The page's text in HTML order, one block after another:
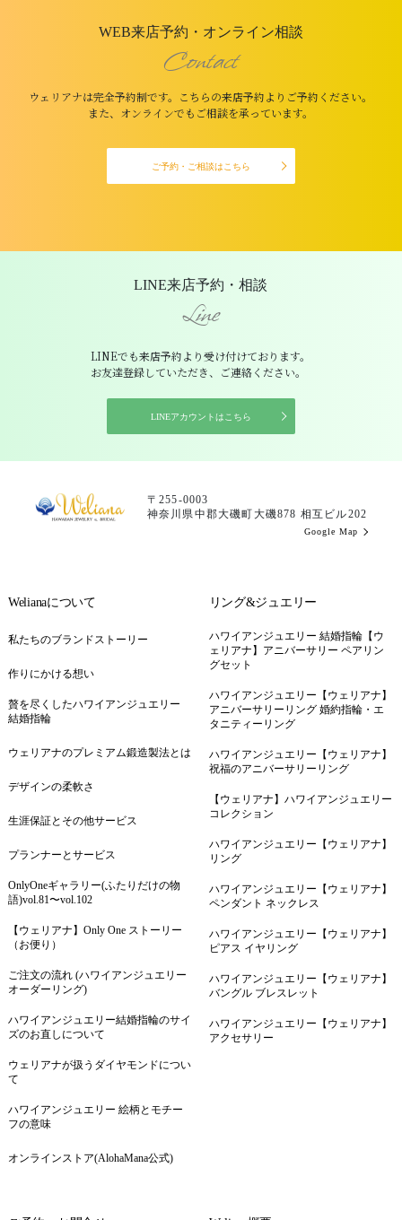
WEB来店予約・オンライン相談
Contact
ウェリアナは完全予約制です。こちらの来店予約よりご予約ください。
また、オンラインでもご相談を承っています。
ご予約・ご相談はこちら
LINE来店予約・相談
Line
LINEでも来店予約より受け付けております。
お友達登録していただき、ご連絡ください。
LINEアカウントはこちら
〒255-0003
神奈川県中郡大磯町大磯878 相互ビル202
Google Map
Welianaについて
私たちのブランドストーリー
作りにかける想い
贅を尽くしたハワイアンジュエリー
結婚指輪
ウェリアナのプレミアム鍛造製法とは
デザインの柔軟さ
生涯保証とその他サービス
プランナーとサービス
OnlyOneギャラリー(ふたりだけの物
語)vol.81〜vol.102
【ウェリアナ】Only One ストーリー
（お便り）
ご注文の流れ (ハワイアンジュエリー
オーダーリング)
ハワイアンジュエリー結婚指輪のサイ
ズのお直しについて
ウェリアナが扱うダイヤモンドについ
て
ハワイアンジュエリー 絵柄とモチー
フの意味
オンラインストア(AlohaMana公式)
リング&ジュエリー
ハワイアンジュエリー 結婚指輪【ウ
ェリアナ】アニバーサリー ペアリン
グセット
ハワイアンジュエリー【ウェリアナ】
アニバーサリーリング 婚約指輪・エ
タニティーリング
ハワイアンジュエリー【ウェリアナ】
祝福のアニバーサリーリング
【ウェリアナ】ハワイアンジュエリー
コレクション
ハワイアンジュエリー【ウェリアナ】
リング
ハワイアンジュエリー【ウェリアナ】
ペンダント ネックレス
ハワイアンジュエリー【ウェリアナ】
ピアス イヤリング
ハワイアンジュエリー【ウェリアナ】
バングル ブレスレット
ハワイアンジュエリー【ウェリアナ】
アクセサリー